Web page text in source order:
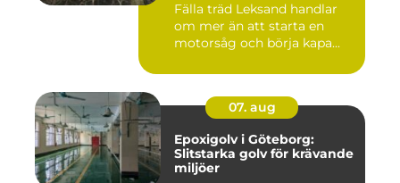
Fälla träd Leksand handlar
om mer än att starta en
motorsåg och börja kapa...
07. aug
Epoxigolv i Göteborg:
Slitstarka golv för krävande
miljöer